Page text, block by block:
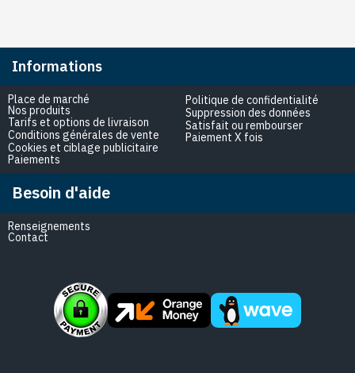
Informations
Place de marché
Nos produits
Tarifs et options de livraison
Conditions générales de vente
Cookies et ciblage publicitaire
Paiements
Politique de confidentialité
Suppression des données
Satisfait ou rembourser
Paiement X fois
Besoin d'aide
Renseignements
Contact